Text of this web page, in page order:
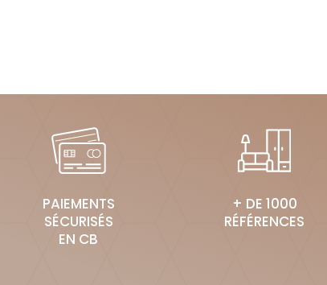
PAIEMENTS
SÉCURISÉS
EN CB
+ DE 1000
RÉFÉRENCES